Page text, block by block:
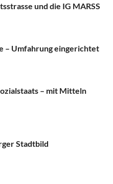
und die IG MARSS
­– Umfahrung eingerichtet
– mit Mitteln
Stadtbild